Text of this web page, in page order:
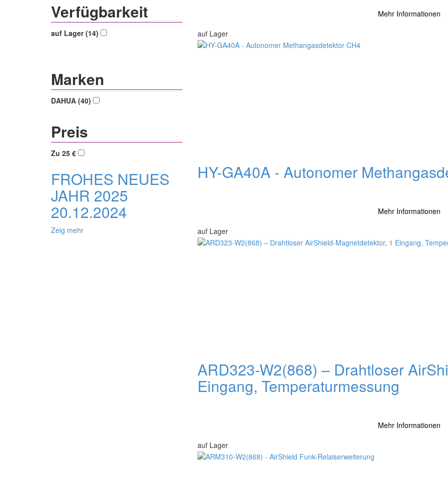
Verfügbarkeit
auf Lager (14)
Marken
DAHUA (40)
Preis
Zu 25 €
FROHES NEUES
JAHR 2025
20.12.2024
Zeig mehr
Mehr Informationen
auf Lager
HY-GA40A - Autonomer
Mehr Informationen
auf Lager
ARD323-W2(868) – Drahtloser
Eingang, Temperaturmessung
Mehr Informationen
auf Lager